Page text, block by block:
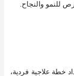
للنمو والنجاح.
خطة علاجية فردية،